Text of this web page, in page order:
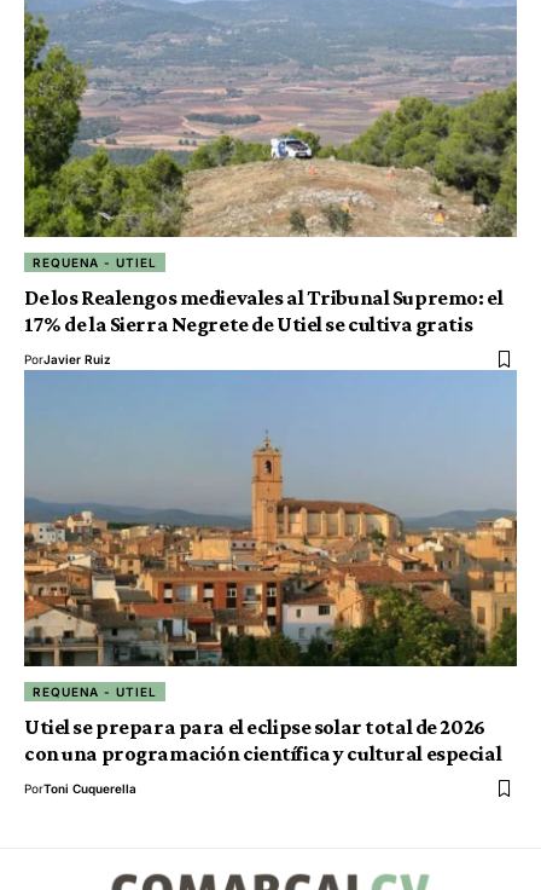
REQUENA - UTIEL
De los Realengos medievales al Tribunal Supremo: el
17% de la Sierra Negrete de Utiel se cultiva gratis
PorJavier Ruiz
REQUENA - UTIEL
Utiel se prepara para el eclipse solar total de 2026
con una programación científica y cultural especial
PorToni Cuquerella